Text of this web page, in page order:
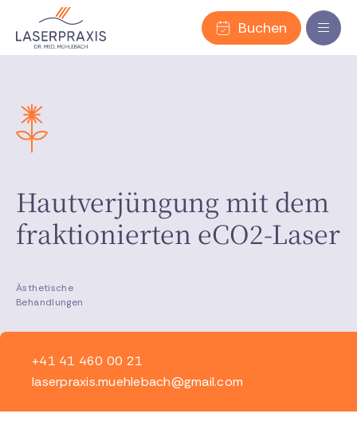
Buchen
Hautverjüngung mit dem
fraktionierten eCO2-Laser
Ästhetische
Behandlungen
+41 41 460 00 21
laserpraxis.muehlebach@gmail.com